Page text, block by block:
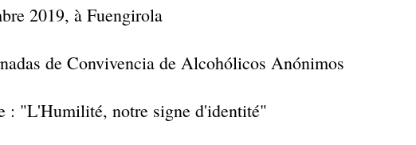
2019, à Fuengirola
de Convivencia de Alcohólicos Anónimos
: "L'Humilité, notre signe d'identité"